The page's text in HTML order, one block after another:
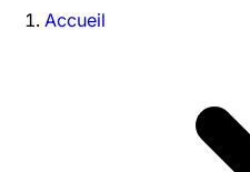
Accueil